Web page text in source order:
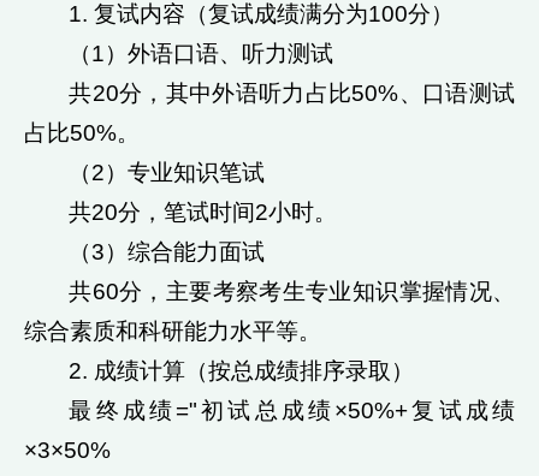
1. 复试内容（复试成绩满分为100分）
（1）外语口语、听力测试
共20分，其中外语听力占比50%、口语测试
占比50%。
（2）专业知识笔试
共20分，笔试时间2小时。
（3）综合能力面试
共60分，主要考察考生专业知识掌握情况、
综合素质和科研能力水平等。
2. 成绩计算（按总成绩排序录取）
最终成绩="初试总成绩×50%+复试成绩
×3×50%